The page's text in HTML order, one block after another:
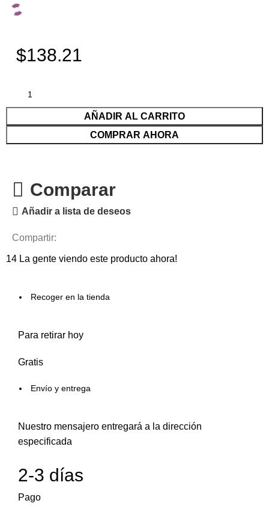
$138.21
AÑADIR AL CARRITO
COMPRAR AHORA
Comparar
Añadir a lista de deseos
Compartir:
14 La gente viendo este producto ahora!
Recoger en la tienda
Para retirar hoy
Gratis
Envío y entrega
Nuestro mensajero entregará a la dirección
especificada
2-3 días
Pago